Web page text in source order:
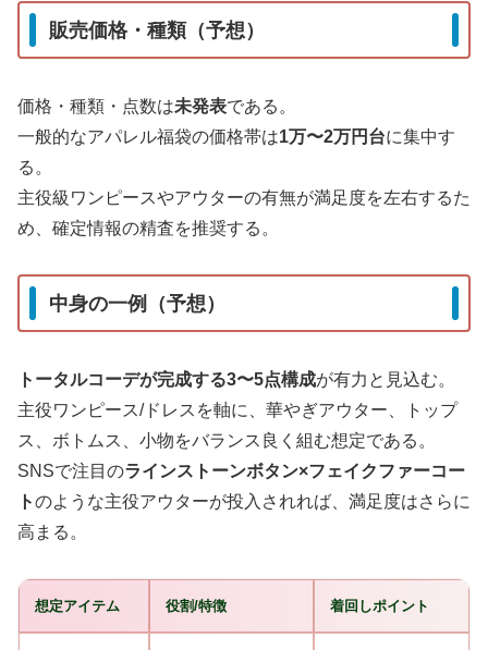
販売価格・種類（予想）
価格・種類・点数は未発表である。
一般的なアパレル福袋の価格帯は1万〜2万円台に集中す
る。
主役級ワンピースやアウターの有無が満足度を左右するた
め、確定情報の精査を推奨する。
中身の一例（予想）
トータルコーデが完成する3〜5点構成が有力と見込む。
主役ワンピース/ドレスを軸に、華やぎアウター、トップ
ス、ボトムス、小物をバランス良く組む想定である。
SNSで注目のラインストーンボタン×フェイクファーコー
トのような主役アウターが投入されれば、満足度はさらに
高まる。
想定アイテム 役割/特徴 着回しポイント